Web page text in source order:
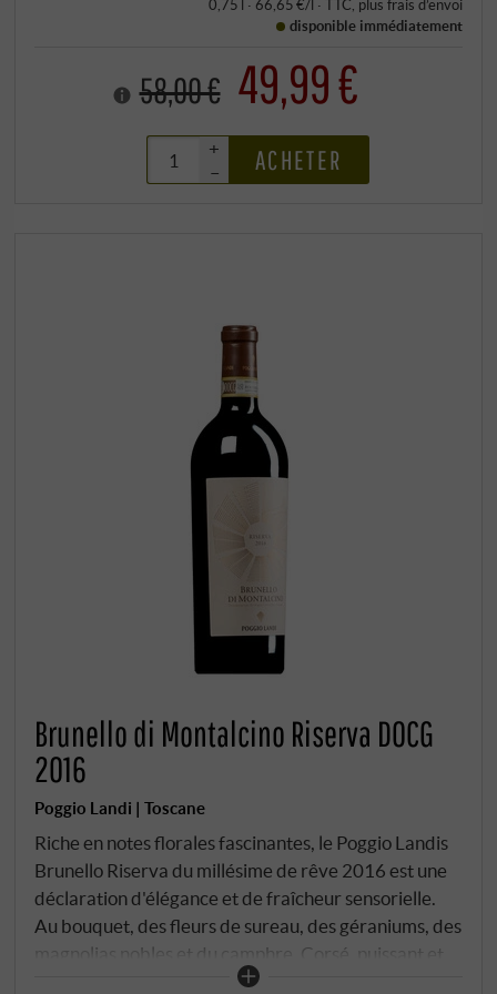
0,75 l · 66,65 €/l · TTC , plus frais d’envoi
disponible immédiatement
58,00 € 49,99 €
+
–
ACHETER
Brunello di Montalcino Riserva DOCG
2016
Poggio Landi | Toscane
Riche en notes florales fascinantes, le Poggio Landis
Brunello Riserva du millésime de rêve 2016 est une
déclaration d'élégance et de fraîcheur sensorielle.
Au bouquet, des fleurs de sureau, des géraniums, des
magnolias nobles et du camphre. Corsé, puissant et
vif en apparence, il déborde de puissance et de